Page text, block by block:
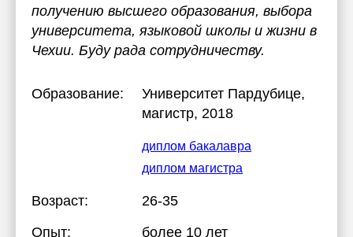
получению высшего образования, выбора
университета, языковой школы и жизни в
Чехии. Буду рада сотрудничеству.
Образование: Университет Пардубице,
магистр, 2018
диплом бакалавра
диплом магистра
Возраст:
26-35
Опыт:
более 10 лет